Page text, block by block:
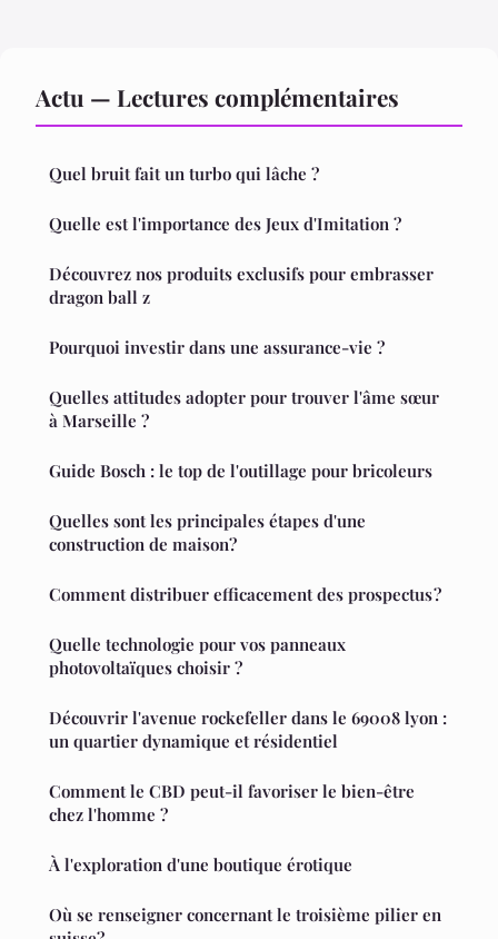
Actu — Lectures complémentaires
Quel bruit fait un turbo qui lâche ?
Quelle est l'importance des Jeux d'Imitation ?
Découvrez nos produits exclusifs pour embrasser
dragon ball z
Pourquoi investir dans une assurance-vie ?
Quelles attitudes adopter pour trouver l'âme sœur
à Marseille ?
Guide Bosch : le top de l'outillage pour bricoleurs
Quelles sont les principales étapes d'une
construction de maison?
Comment distribuer efficacement des prospectus ?
Quelle technologie pour vos panneaux
photovoltaïques choisir ?
Découvrir l'avenue rockefeller dans le 69008 lyon :
un quartier dynamique et résidentiel
Comment le CBD peut-il favoriser le bien-être
chez l'homme ?
À l'exploration d'une boutique érotique
Où se renseigner concernant le troisième pilier en